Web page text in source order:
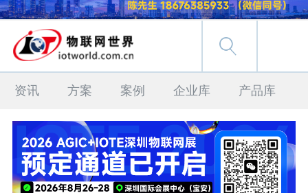
资讯 方案 案例 企业库 产品库